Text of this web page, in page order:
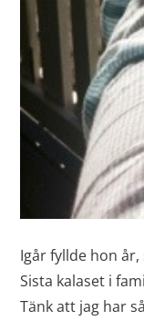
Igår fyllde hon
Sista kalaset i
Tänk att jag har